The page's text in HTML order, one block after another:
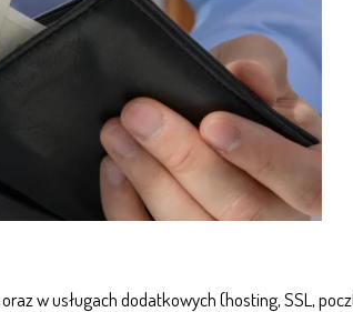
oraz w usługach dodatkowych (hosting, SSL,